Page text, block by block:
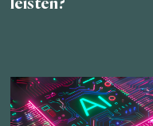
leisten?